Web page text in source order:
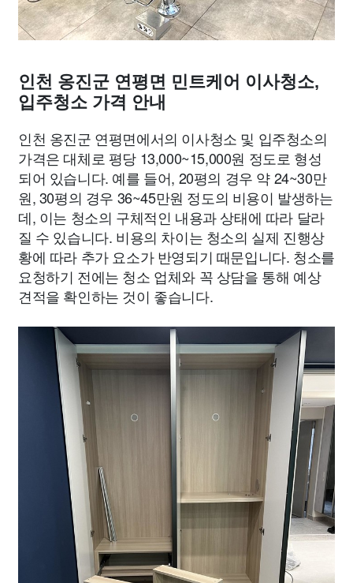
인천 옹진군 연평면 민트케어 이사청소,
입주청소 가격 안내
인천 옹진군 연평면에서의 이사청소 및 입주청소의
가격은 대체로 평당 13,000~15,000원 정도로 형성
되어 있습니다. 예를 들어, 20평의 경우 약 24~30만
원, 30평의 경우 36~45만원 정도의 비용이 발생하는
데, 이는 청소의 구체적인 내용과 상태에 따라 달라
질 수 있습니다. 비용의 차이는 청소의 실제 진행상
황에 따라 추가 요소가 반영되기 때문입니다. 청소를
요청하기 전에는 청소 업체와 꼭 상담을 통해 예상
견적을 확인하는 것이 좋습니다.